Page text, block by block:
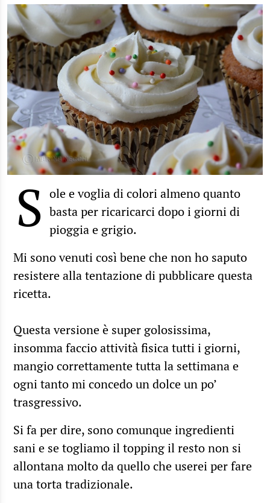
S ole e voglia di colori almeno quanto
basta per ricaricarci dopo i giorni di
pioggia e grigio.
Mi sono venuti così bene che non ho saputo
resistere alla tentazione di pubblicare questa
ricetta.
Questa versione è super golosissima,
insomma faccio attività fisica tutti i giorni,
mangio correttamente tutta la settimana e
ogni tanto mi concedo un dolce un po’
trasgressivo.
Si fa per dire, sono comunque ingredienti
sani e se togliamo il topping il resto non si
allontana molto da quello che userei per fare
una torta tradizionale.